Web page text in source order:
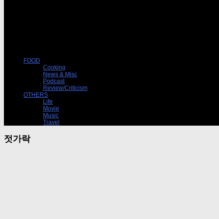
FOOD
Cooking
News & Misc
Podcast
Review/Criticism
OTHERS
Life
Movie
Music
Travel
젓가락